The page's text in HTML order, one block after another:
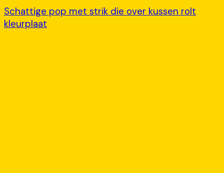
Schattige pop met strik die over kussen rolt
kleurplaat